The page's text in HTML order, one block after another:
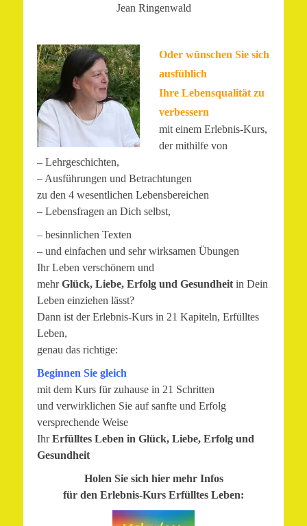
Jean Ringenwald
Oder wünschen Sie sich
ausfühlich
Ihre Lebensqualität zu
verbessern
mit einem Erlebnis-Kurs,
der mithilfe von
– Lehrgeschichten,
– Ausführungen und Betrachtungen
zu den 4 wesentlichen Lebensbereichen
– Lebensfragen an Dich selbst,
– besinnlichen Texten
– und einfachen und sehr wirksamen Übungen
Ihr Leben verschönern und
mehrGlück, Liebe, Erfolg und Gesundheitin Dein
Leben einziehen lässt?
Dann ist der Erlebnis-Kurs in 21 Kapiteln, Erfülltes
Leben,
genau das richtige:
Beginnen Sie gleich
mit dem Kurs für zuhause in 21 Schritten
und verwirklichen Sie auf sanfte und Erfolg
versprechende Weise
IhrErfülltes Leben in Glück, Liebe, Erfolg und
Gesundheit
Holen Sie sich hier mehr Infos
für den Erlebnis-Kurs Erfülltes Leben: